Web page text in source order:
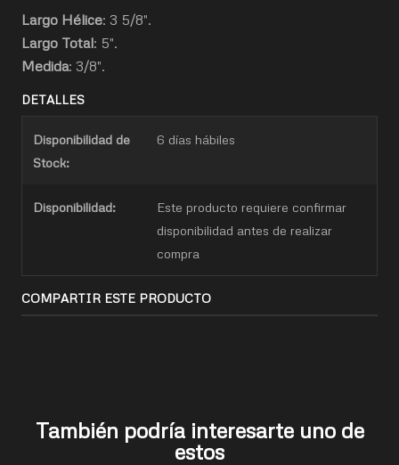
Largo Hélice: 3 5/8".
Largo Total: 5".
Medida: 3/8".
DETALLES
Disponibilidad de
Stock:
6 días hábiles
Disponibilidad:
Este producto requiere confirmar
disponibilidad antes de realizar
compra
COMPARTIR ESTE PRODUCTO
También podría interesarte uno de
estos